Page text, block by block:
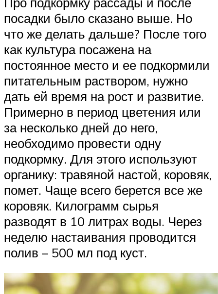
посадки было сказано выше. Но
что же делать дальше? После того
как культура посажена на
постоянное место и ее подкормили
питательным раствором, нужно
дать ей время на рост и развитие.
Примерно в период цветения или
за несколько дней до него,
необходимо провести одну
подкормку. Для этого используют
органику: травяной настой, коровяк,
помет. Чаще всего берется все же
коровяк. Килограмм сырья
разводят в 10 литрах воды. Через
неделю настаивания проводится
полив – 500 мл под куст.